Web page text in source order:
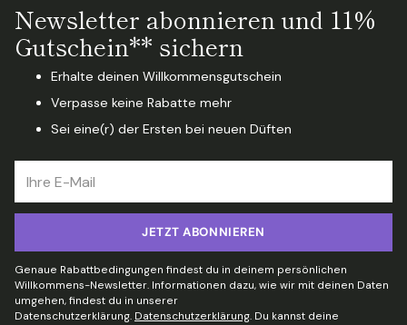
Newsletter abonnieren und 11%
Gutschein** sichern
Erhalte deinen Willkommensgutschein
Verpasse keine Rabatte mehr
Sei eine(r) der Ersten bei neuen Düften
E-
Mail
JETZT ABONNIEREN
Genaue Rabattbedingungen findest du in deinem persönlichen
Willkommens-Newsletter. Informationen dazu, wie wir mit deinen Daten
umgehen, findest du in unserer
Datenschutzerklärung. Datenschutzerklärung. Du kannst deine